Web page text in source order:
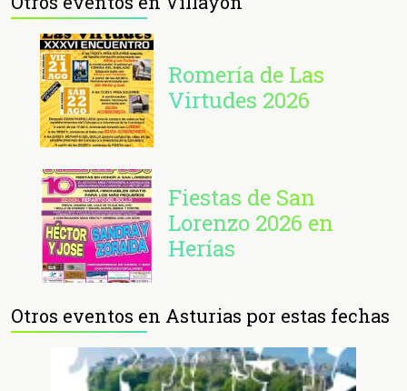
Romería de Las
Virtudes 2026
Fiestas de San
Lorenzo 2026 en
Herías
Otros eventos en Asturias por estas fechas